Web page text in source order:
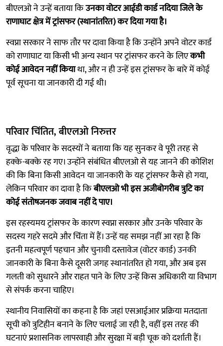
बीएलओ ने उन्हें बताया किउनका वोटर आईडी कार्ड नदिया जिले के
राणाघाट क्षेत्र में ट्रांसफर (स्थानांतरित) कर दिया गया है।
स्वप्ना सरकार ने साफ तौर पर दावा किया है कि उन्होंने अपने वोटर कार्ड
को राणाघाट या किसी भी अन्य स्थान पर ट्रांसफर करने के लिएकभी
कोई आवेदन नहीं कियाथा, और न ही उन्हें इस ट्रांसफर के बारे में कोई
पूर्व सूचना या जानकारी दी गई थी।
परिवार चिंतित, बीएलओ निरुत्तर
वृद्धा के परिवार के सदस्यों ने बताया कि यह सुनकर वे पूरी तरह से
हक्के-बक्के रह गए। उन्होंने संबंधित बीएलओ से यह जानने की कोशिश
की कि बिना किसी आवेदन या जानकारी के यह ट्रांसफर कैसे हो गया,
लेकिन परिवार का दावा है किबीएलओ भी इस अजीबोगरीब त्रुटि का
कोई संतोषजनक जवाब नहीं दे पाए।
इस रहस्यमय ट्रांसफर के कारण स्वप्ना सरकार और उनके परिवार के
सदस्य गहरे सदमे और चिंता में हैं। उन्हें यह समझ नहीं आ रहा है कि
इतनी महत्वपूर्ण पहचान और चुनावी दस्तावेज (वोटर कार्ड) उनकी
जानकारी के बिना कैसे दूसरी जगह स्थानांतरित हो गया, और अब इस
गलती को सुधारने और राहत पाने के लिए उन्हें किस अधिकारी या विभाग
से संपर्क करना चाहिए।
स्थानीय निवासियों का कहना है कि जहां एसआईआर प्रक्रिया मतदाता
सूची को त्रुटिहीन बनाने के लिए चलाई जा रही है, वहीं इस तरह की
घटनाएं प्रशासनिक लापरवाही और सुरक्षा में बड़ी चूक को दर्शाती हैं।